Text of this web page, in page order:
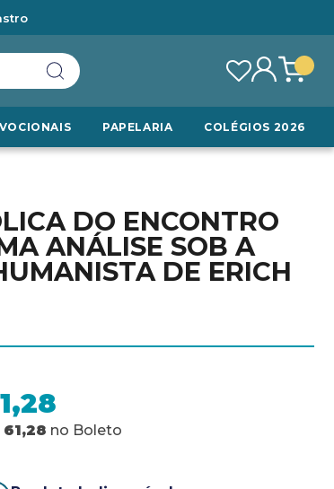
PAPELARIA COLÉGIOS 2026
DO ENCONTRO
ANÁLISE SOB A
DE ERICH
61,28 no Boleto